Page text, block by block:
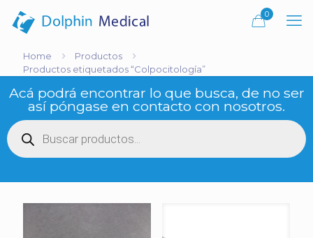
0
Home
Productos
Productos etiquetados “Colpocitología”
Acá podrá encontrar lo que busca, de no ser
así póngase en contacto con nosotros.
Búsqueda
de
productos